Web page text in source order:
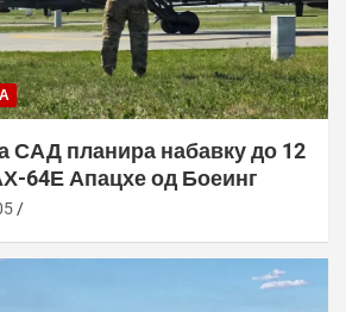
САД планира набавку до 12
64Е Апацхе од Боеинг